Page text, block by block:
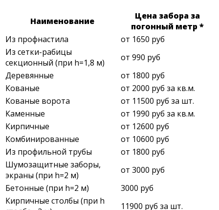
Наименование
Цена забора за
погонный метр *
Из профнастила
от 1650 руб
Из сетки-рабицы
секционный (при h=1,8 м)
от 990 руб
Деревянные
от 1800 руб
Кованые
от 2000 руб за кв.м.
Кованые ворота
от 11500 руб за шт.
Каменные
от 1990 руб за кв.м.
Кирпичные
от 12600 руб
Комбинированные
от 10600 руб
Из профильной трубы
от 1800 руб
Шумозащитные заборы,
экраны (при h=2 м)
от 3000 руб
Бетонные (при h=2 м)
3000 руб
Кирпичные столбы (при h
11900 руб за шт.